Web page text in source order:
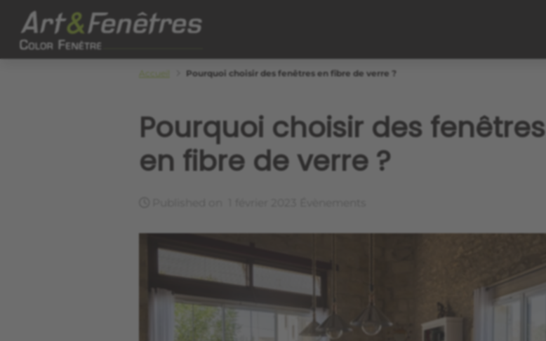
Skip to main content
Pourquoi choisir des fenêtres en fibre de verre ?
Pourquoi choisir des fenêtres
en fibre de verre ?
Color Fenêtre